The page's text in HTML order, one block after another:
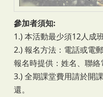
參加者須知:
1.) 本活動最少須12人成
2.) 報名方法：電話或電
報名時提供：姓名、聯絡
3.) 全期課堂費用請於開
還。